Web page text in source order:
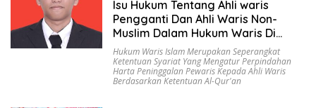
Isu Hukum Tentang Ahli waris
Pengganti Dan Ahli Waris Non-
Muslim Dalam Hukum Waris Di
Indonesia
Hukum Waris Islam Merupakan Seperangkat
Ketentuan Syariat Yang Mengatur Perpindahan
Harta Peninggalan Pewaris Kepada Ahli Waris
Berdasarkan Ketentuan Al-Qur'an